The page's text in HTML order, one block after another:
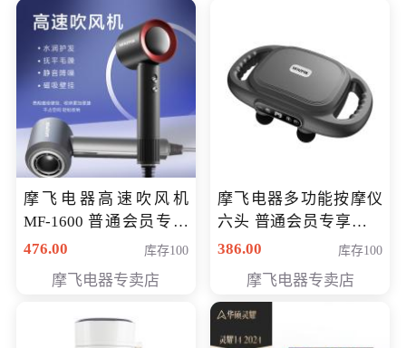
摩飞电器高速吹风机
MF-1600 普通会员专享
价298元
476.00 库存100
摩飞电器专卖店
摩飞电器多功能按摩仪
六头 普通会员专享价格
199元
386.00 库存100
摩飞电器专卖店